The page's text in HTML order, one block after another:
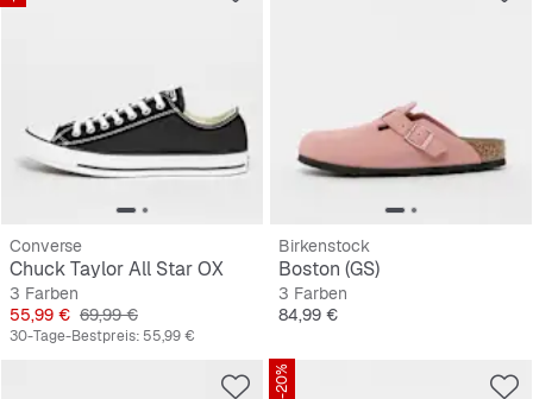
Converse
Chuck Taylor All Star OX
3 Farben
Preis
55,99 € Originalpreis
69,99 €
30-Tage-Bestpreis: 55,99 €
Birkenstock
Boston (GS)
3 Farben
Preis
84,99 €
-20%